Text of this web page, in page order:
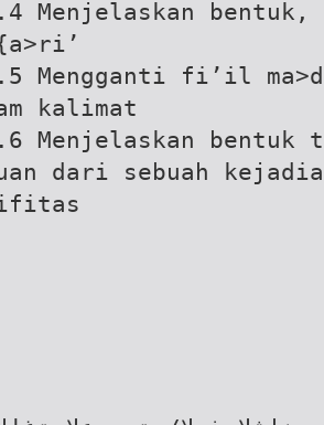
Menjelaskan
Mengganti fi’il
kalimat
Menjelaskan bentuk
dari sebuah